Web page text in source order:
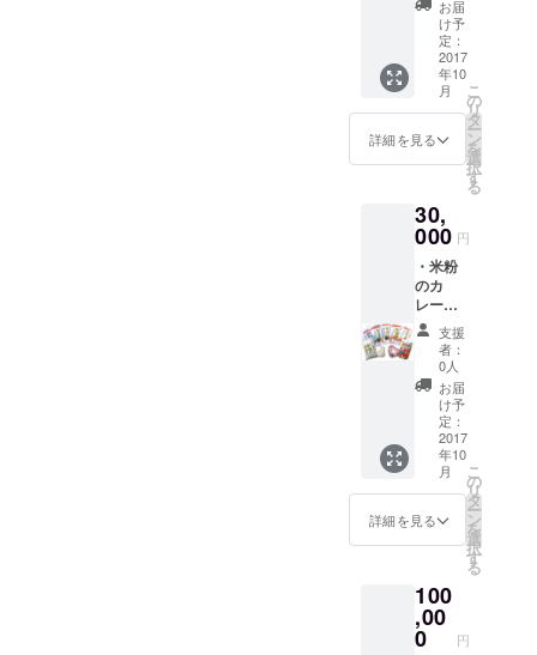
０月ご
ろお届
け。
程調整
できま
す。１
口で支
援者と
同伴者
４名ま
で参加
できま
ちょっ
とした
体験か
ら本格
的な体
験まで
要望に
合わせ
ます。
お届
け予
定：
2017
年10
月
詳細を見る
こ
の
リ
タ
ー
ン
を
選
択
す
る
30,
000 円
・米粉
のカ
レー
粉 ２
パック
孫作
の有機
栽培コ
シヒカ
リを原
料にし
たカ
レー粉
です。
保存
料、化
料は一
切使用
してお
りませ
支援
者：
0人
お届
け予
定：
2017
年10
月
詳細を見る
こ
の
リ
タ
ー
ン
を
選
択
す
る
100
,00
0 円